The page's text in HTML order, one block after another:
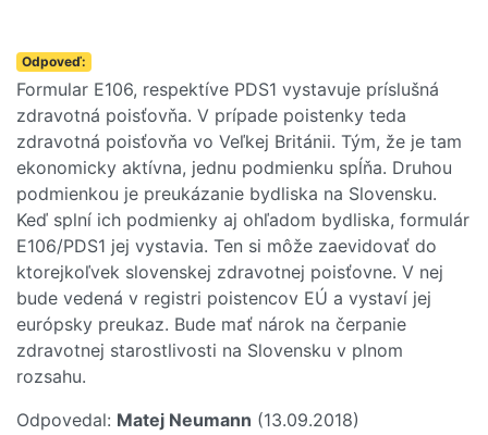
Odpoveď:
Formular E106, respektíve PDS1 vystavuje príslušná
zdravotná poisťovňa. V prípade poistenky teda
zdravotná poisťovňa vo Veľkej Británii. Tým, že je tam
ekonomicky aktívna, jednu podmienku spĺňa. Druhou
podmienkou je preukázanie bydliska na Slovensku.
Keď splní ich podmienky aj ohľadom bydliska, formulár
E106/PDS1 jej vystavia. Ten si môže zaevidovať do
ktorejkoľvek slovenskej zdravotnej poisťovne. V nej
bude vedená v registri poistencov EÚ a vystaví jej
európsky preukaz. Bude mať nárok na čerpanie
zdravotnej starostlivosti na Slovensku v plnom
rozsahu.
Odpovedal: Matej Neumann (13.09.2018)